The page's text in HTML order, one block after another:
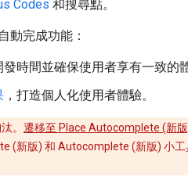
Codes 和搜尋點。
動完成功能：
發時間並確保使用者享有一致的
，打造個人化使用者體驗。
。 遷移至 Place Autocomplete (新
(新版) 和 Autocomplete (新版) 小